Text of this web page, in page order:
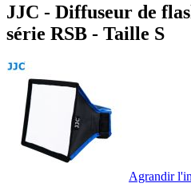
JJC - Diffuseur de
série RSB - Taille S
Agrandir